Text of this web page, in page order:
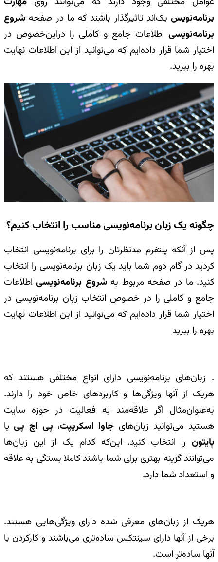
برنامه‌نویس بک‌اند تاثیرگذار باشند که ما در صفحه شروع
برنامه‌نویسی اطلاعات جامع و کاملی را دراین‌خصوص در
اختیار شما قرار داده‌ایم که می‌توانید از این اطلاعات نهایت
بهره را ببرید.
چگونه یک زبان برنامه‌نویسی مناسب را انتخاب کنیم؟
پس از آنکه پلتفرم مدنظرتان را برای برنامه‌نویسی انتخاب
کردید در گام دوم شما باید یک زبان برنامه‌نویسی را انتخاب
کنید. ما در صفحه مربوط بهشروع برنامه‌نویسیاطلاعات
جامع و کاملی را در خصوص انتخاب زبان برنامه‌نویسی در
اختیار شما قرار داده‌ایم که می‌توانید از این اطلاعات نهایت
بهره را ببرید
. زبان‌های برنامه‌نویسی دارای انواع مختلفی هستند که
هریک از آنها ویژگی‌ها و کاربردهای خاص خود را دارند.
به‌عنوان‌مثال اگر علاقه‌مند به فعالیت در حوزه سایت
هستید می‌توانید زبان‌های جاوا اسکریپت، پی اچ پییا
پایتون را انتخاب کنید. این‌که کدام یک از این زبان‌ها
می‌توانند گزینه بهتری برای شما باشند کاملا بستگی به علاقه
و استعداد شما دارد.
هریک از زبان‌های معرفی شده دارای ویژگی‌هایی هستند.
برخی از آنها دارای سینتکس ساده‌تری می‌باشند و کارکردن با
آنها ساده‌تر است.